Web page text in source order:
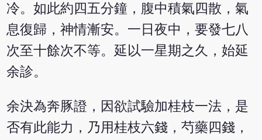
冷。如此約四五分鐘，腹中積氣四散，氣
息復歸，神情漸安。一日夜中，要發七八
次至十餘次不等。延以一星期之久，始延
余診。
余決為奔豚證，因欲試驗加桂枝一法，是
否有此能力，乃用桂枝六錢，芍藥四錢，